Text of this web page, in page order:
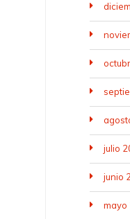
julio
junio
mayo